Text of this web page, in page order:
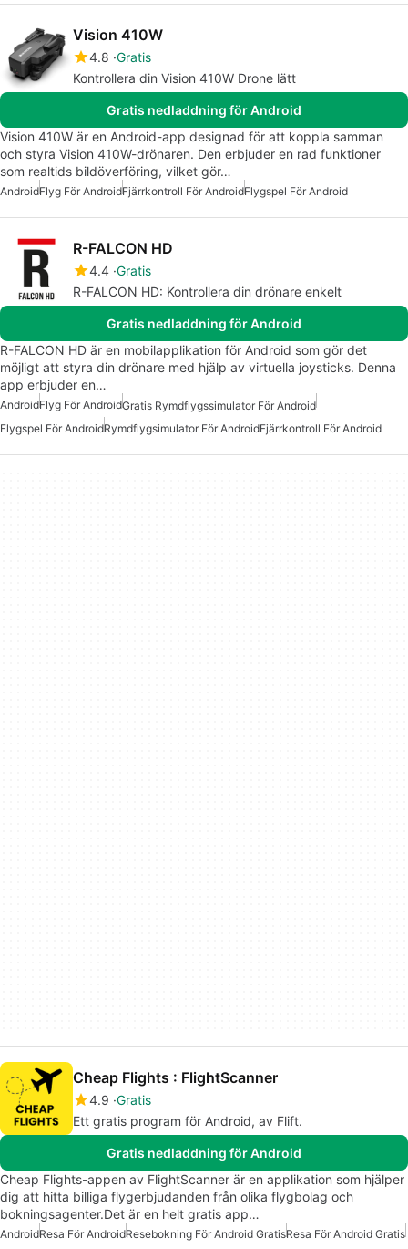
Vision 410W
4.8 Gratis
Kontrollera din Vision 410W Drone lätt
Gratis nedladdning för Android
Vision 410W är en Android-app designad för att koppla samman
och styra Vision 410W-drönaren. Den erbjuder en rad funktioner
som realtids bildöverföring, vilket gör…
AndroidFlyg För AndroidFjärrkontroll För AndroidFlygspel För Android
R-FALCON HD
4.4 Gratis
R-FALCON HD: Kontrollera din drönare enkelt
Gratis nedladdning för Android
R-FALCON HD är en mobilapplikation för Android som gör det
möjligt att styra din drönare med hjälp av virtuella joysticks. Denna
app erbjuder en…
AndroidFlyg För AndroidGratis Rymdflygssimulator För Android
Flygspel För AndroidRymdflygsimulator För AndroidFjärrkontroll För Android
Cheap Flights : FlightScanner
4.9 Gratis
Ett gratis program för Android, av Flift.
Gratis nedladdning för Android
Cheap Flights-appen av FlightScanner är en applikation som hjälper
dig att hitta billiga flygerbjudanden från olika flygbolag och
bokningsagenter.Det är en helt gratis app…
AndroidResa För AndroidResebokning För Android GratisResa För Android Gratis